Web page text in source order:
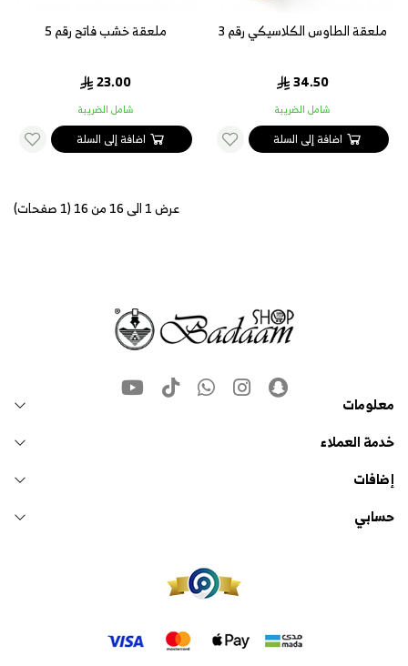
ملعقة الطاوس الكلاسيكي رقم 3
34.50
شامل الضريبة
اضافة إلى السلة
ملعقة خشب فاتح رقم 5
23.00
شامل الضريبة
اضافة إلى السلة
عرض 1 الى 16 من 16 (1 صفحات)
معلومات
خدمة العملاء
إضافات
حسابي